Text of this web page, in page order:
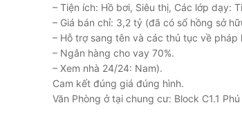
– Tiện ích: Hồ bơi, Siêu thị, Các lớp dạy:
– Giá bán chỉ: 3,2 tỷ (đã có sổ hồng sở
– Hỗ trợ sang tên và các thủ tục về pháp
– Ngân hàng cho vay 70%.
– Xem nhà 24/24: Nam).
Cam kết đúng giá đúng hình.
Văn Phòng ở tại chung cư: Block C1.1